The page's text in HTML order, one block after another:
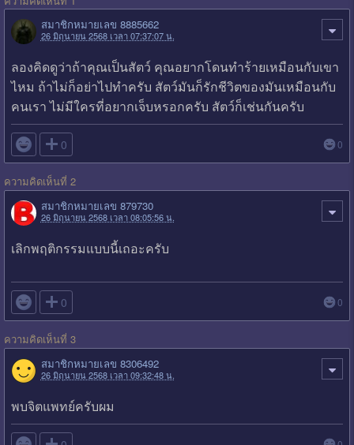
สมาชิกหมายเลข 8885662
26 มิถุนายน 2568 เวลา 07:37:07 น.
ลองคิดดูว่าถ้าคุณเป็นสัตว์ คุณอยากโดนทำร้ายเหมือนกับเขา
ไหม ถ้าไม่ก็อย่าไปทำครับ สัตว์มันก็รักชีวิตของมันเหมือนกับ
คนเรา ไม่มีใครที่อยากเจ็บหรอกครับ สัตว์ก็เช่นกันครับ
 0 0
ความคิดเห็นที่ 2
สมาชิกหมายเลข 879730
26 มิถุนายน 2568 เวลา 08:05:56 น.
เลิกพฤติกรรมแบบนี้เถอะครับ
 0 0
ความคิดเห็นที่ 3
สมาชิกหมายเลข 8306492
26 มิถุนายน 2568 เวลา 09:32:48 น.
พบจิตแพทย์ครับผม